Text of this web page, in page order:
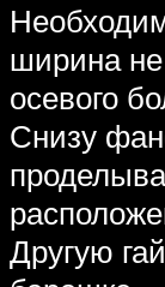
ширина
осевого
Снизу
Другую